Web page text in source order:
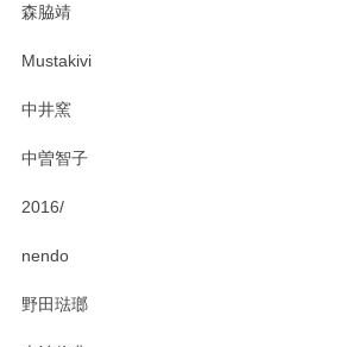
森脇靖
Mustakivi
中井窯
中曽智子
2016/
nendo
野田琺瑯